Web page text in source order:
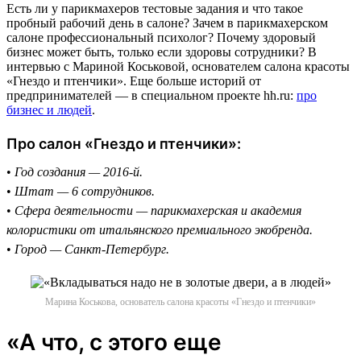
Есть ли у парикмахеров тестовые задания и что такое
пробный рабочий день в салоне? Зачем в парикмахерском
салоне профессиональный психолог? Почему здоровый
бизнес может быть, только если здоровы сотрудники? В
интервью с Мариной Коськовой, основателем салона красоты
«Гнездо и птенчики». Еще больше историй от
предпринимателей — в специальном проекте hh.ru: про
бизнес и людей.
Про салон «Гнездо и птенчики»:
• Год создания — 2016-й.
• Штат — 6 сотрудников.
• Сфера деятельности — парикмахерская и академия
колористики от итальянского премиального экобренда.
• Город — Санкт-Петербург.
Марина Коськова, основатель салона красоты «Гнездо и птенчики»
«А что, с этого еще